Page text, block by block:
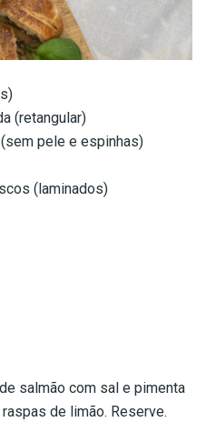
(retangular)
pele e espinhas)
(laminados)
salmão com sal e pimenta
de limão. Reserve.